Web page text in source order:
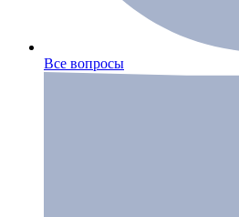
Все вопросы